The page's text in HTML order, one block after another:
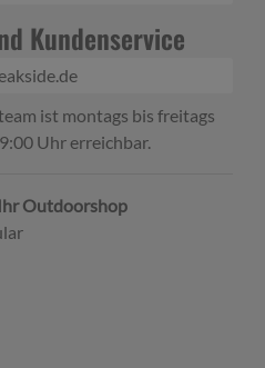
Kundenservice
ist montags bis freitags
Uhr erreichbar.
Outdoorshop